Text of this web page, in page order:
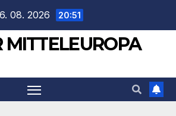
08. 2026 20:51
MITTELEUROPA